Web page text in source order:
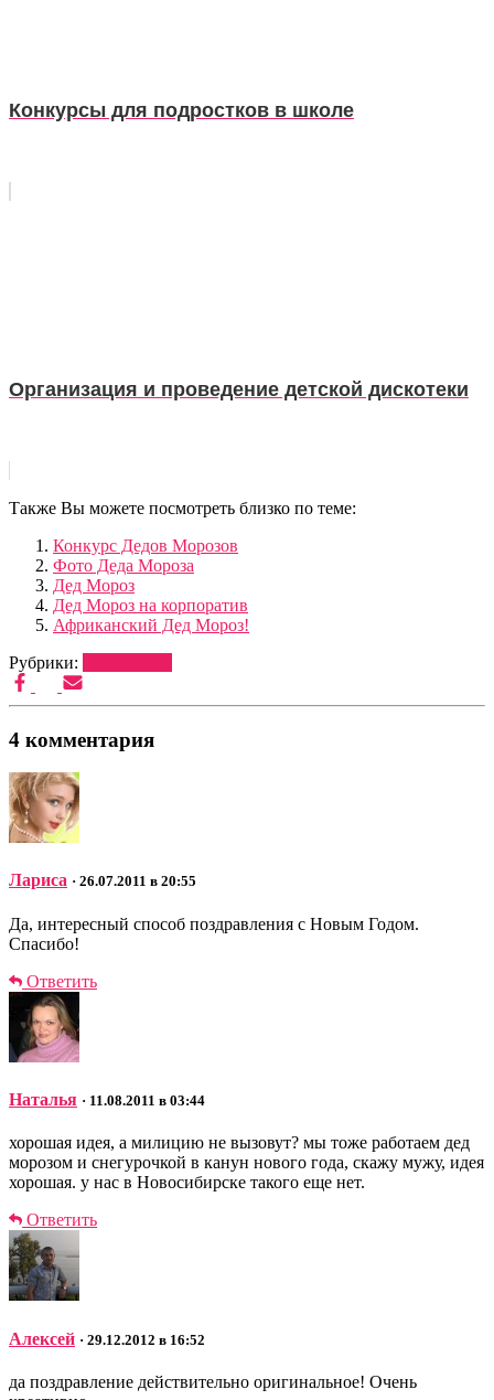
Конкурсы для подростков в школе
Организация и проведение детской дискотеки
Также Вы можете посмотреть близко по теме:
Конкурс Дедов Морозов
Фото Деда Мороза
Дед Мороз
Дед Мороз на корпоратив
Африканский Дед Мороз!
Рубрики:
4 комментария
Лариса · 26.07.2011 в 20:55
Да, интересный способ поздравления с Новым Годом.
Спасибо!
Ответить
Наталья · 11.08.2011 в 03:44
хорошая идея, а милицию не вызовут? мы тоже работаем дед
морозом и снегурочкой в канун нового года, скажу мужу, идея
хорошая. у нас в Новосибирске такого еще нет.
Ответить
Алексей · 29.12.2012 в 16:52
да поздравление действительно оригинальное! Очень